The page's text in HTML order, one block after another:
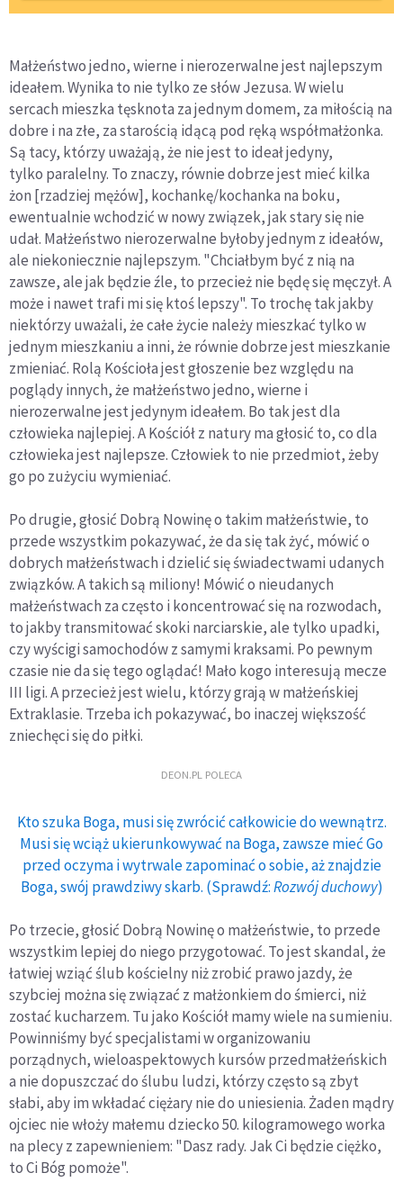
Małżeństwo jedno, wierne i nierozerwalne jest najlepszym
ideałem. Wynika to nie tylko ze słów Jezusa. W wielu
sercach mieszka tęsknota za jednym domem, za miłością na
dobre i na złe, za starością idącą pod ręką współmałżonka.
Są tacy, którzy uważają, że nie jest to ideał jedyny,
tylko paralelny. To znaczy, równie dobrze jest mieć kilka
żon [rzadziej mężów], kochankę/kochanka na boku,
ewentualnie wchodzić w nowy związek, jak stary się nie
udał. Małżeństwo nierozerwalne byłoby jednym z ideałów,
ale niekoniecznie najlepszym. "Chciałbym być z nią na
zawsze, ale jak będzie źle, to przecież nie będę się męczył. A
może i nawet trafi mi się ktoś lepszy". To trochę tak jakby
niektórzy uważali, że całe życie należy mieszkać tylko w
jednym mieszkaniu a inni, że równie dobrze jest mieszkanie
zmieniać. Rolą Kościoła jest głoszenie bez względu na
poglądy innych, że małżeństwo jedno, wierne i
nierozerwalne jest jedynym ideałem. Bo tak jest dla
człowieka najlepiej. A Kościół z natury ma głosić to, co dla
człowieka jest najlepsze. Człowiek to nie przedmiot, żeby
go po zużyciu wymieniać.
Po drugie, głosić Dobrą Nowinę o takim małżeństwie, to
przede wszystkim pokazywać, że da się tak żyć, mówić o
dobrych małżeństwach i dzielić się świadectwami udanych
związków. A takich są miliony! Mówić o nieudanych
małżeństwach za często i koncentrować się na rozwodach,
to jakby transmitować skoki narciarskie, ale tylko upadki,
czy wyścigi samochodów z samymi kraksami. Po pewnym
czasie nie da się tego oglądać! Mało kogo interesują mecze
III ligi. A przecież jest wielu, którzy grają w małżeńskiej
Extraklasie. Trzeba ich pokazywać, bo inaczej większość
zniechęci się do piłki.
DEON.PL POLECA
Kto szuka Boga, musi się zwrócić całkowicie do wewnątrz.
Musi się wciąż ukierunkowywać na Boga, zawsze mieć Go
przed oczyma i wytrwale zapominać o sobie, aż znajdzie
Boga, swój prawdziwy skarb. (Sprawdź:Rozwój duchowy)
Po trzecie, głosić Dobrą Nowinę o małżeństwie, to przede
wszystkim lepiej do niego przygotować. To jest skandal, że
łatwiej wziąć ślub kościelny niż zrobić prawo jazdy, że
szybciej można się związać z małżonkiem do śmierci, niż
zostać kucharzem. Tu jako Kościół mamy wiele na sumieniu.
Powinniśmy być specjalistami w organizowaniu
porządnych, wieloaspektowych kursów przedmałżeńskich
a nie dopuszczać do ślubu ludzi, którzy często są zbyt
słabi, aby im wkładać ciężary nie do uniesienia. Żaden mądry
ojciec nie włoży małemu dziecko 50. kilogramowego worka
na plecy z zapewnieniem: "Dasz rady. Jak Ci będzie ciężko,
to Ci Bóg pomoże".